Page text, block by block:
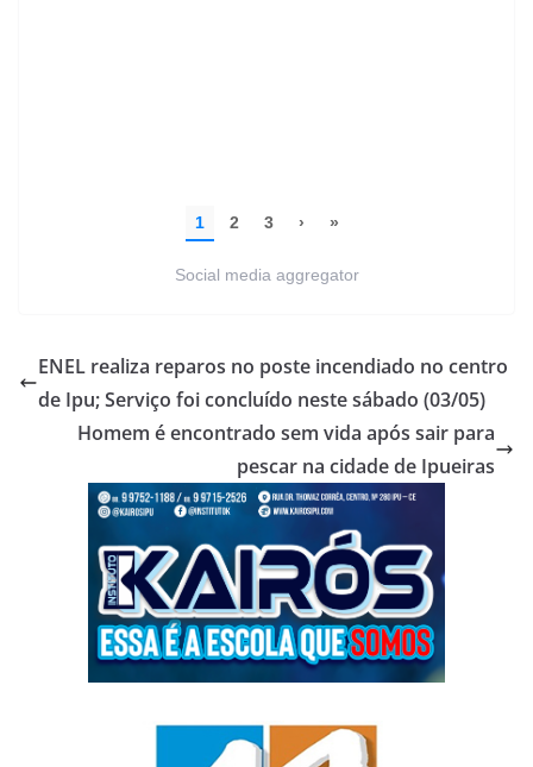
Social media aggregator
ENEL realiza reparos no poste incendiado no centro
de Ipu; Serviço foi concluído neste sábado (03/05)
Homem é encontrado sem vida após sair para
pescar na cidade de Ipueiras